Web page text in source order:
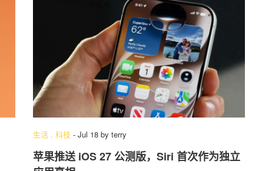
生活 . 科技 - Jul 18 by terry
苹果推送 iOS 27 公测版，Siri 首次作为独立